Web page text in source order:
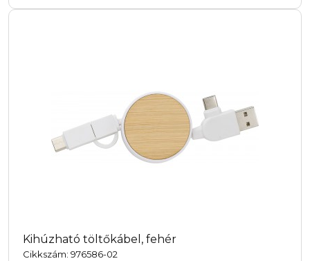
Kihúzható töltőkábel, fehér
Cikkszám: 976586-02